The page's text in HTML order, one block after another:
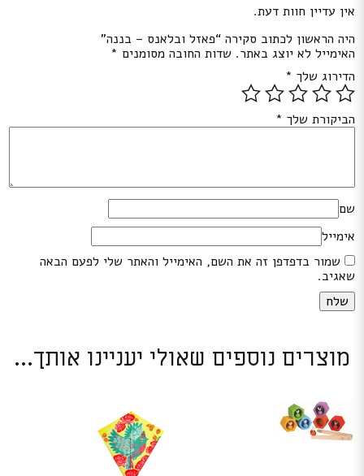
אין עדיין חוות דעת.
היה הראשון לכתוב סקירה “פאזל ובלאנס – בננה”
האימייל לא יוצג באתר. שדות החובה מסומנים *
הדירוג שלך *
הביקורת שלך *
שם
אימייל
שמור בדפדפן זה את השם, האימייל והאתר שלי לפעם הבאה
שאגיב.
מוצרים נוספים שאולי יעניינו אותך...